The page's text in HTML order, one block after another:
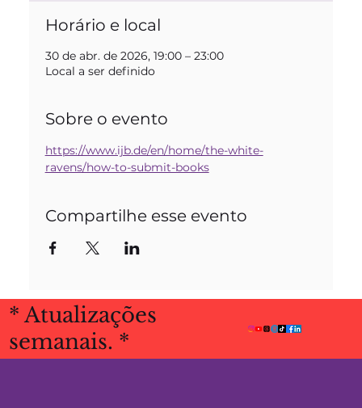
Horário e local
30 de abr. de 2026, 19:00 – 23:00
Local a ser definido
Sobre o evento
https://www.ijb.de/en/home/the-white-
ravens/how-to-submit-books
Compartilhe esse evento
* Atualizações
semanais. *